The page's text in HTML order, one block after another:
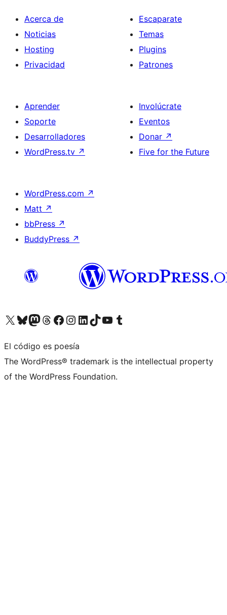
Acerca de
Noticias
Hosting
Privacidad
Escaparate
Temas
Plugins
Patrones
Aprender
Soporte
Desarrolladores
WordPress.tv ↗
Involúcrate
Eventos
Donar ↗
Five for the Future
WordPress.com ↗
Matt ↗
bbPress ↗
BuddyPress ↗
Visita nuestra cuenta de X (anteriormente Twitter)
Visita nuestra cuenta de Bluesky
Visita nuestra cuenta de Mastodon
Visita nuestra cuenta de Threads
Visita nuestra página de Facebook
Visita nuestra cuenta de Instagram
Visita nuestra cuenta de LinkedIn
Visita nuestra cuenta de TikTok
Visita nuestro canal de YouTube
Visita nuestra cuenta de Tumblr
El código es poesía
The WordPress® trademark is the intellectual property
of the WordPress Foundation.